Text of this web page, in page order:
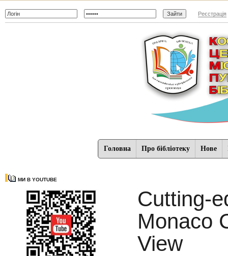
Реєстрація
Головна Про бібліотеку Нове
МИ В YOUTUBE
Cutting-
Monaco
View